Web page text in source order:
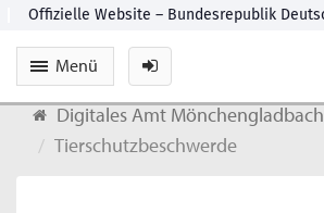
Menü
Digitales Amt Mönchengladbach
Tierschutzbeschwerde